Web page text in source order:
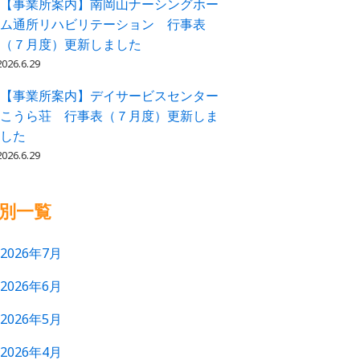
【事業所案内】南岡山ナーシングホー
ム通所リハビリテーション 行事表
（７月度）更新しました
【事業所案内】デイサービスセンター
こうら荘 行事表（７月度）更新しま
した
一覧
2026年7月
2026年6月
2026年5月
2026年4月